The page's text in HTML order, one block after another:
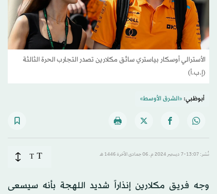
الأسترالي أوسكار بياستري سائق مكلارين تصدر التجارب الحرة الثالثة
(إ.ب.أ)
أبوظبي:«الشرق الأوسط»
نُشر: 13:07-7 ديسمبر 2024 م ـ 06 جمادى الآخرة 1446 هـ T
T
وجه فريق مكلارين إنذاراً شديد اللهجة بأنه سيسعى